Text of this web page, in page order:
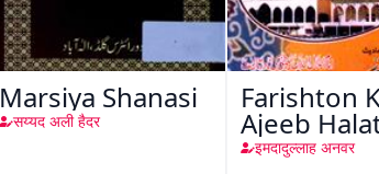
Marsiya Shanasi
सय्यद अली हैदर
Farishton
Ajeeb
इमदादुल्लाह अनवर